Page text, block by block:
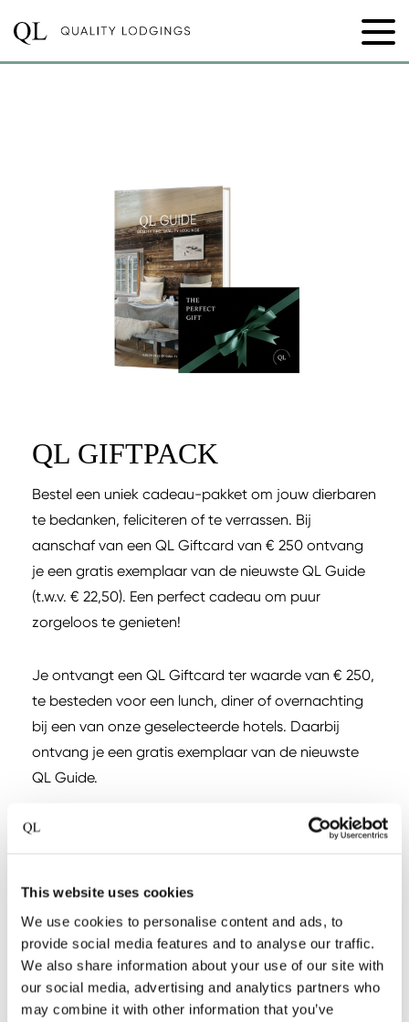
This website uses cookies
We use cookies to personalise content and ads, to
provide social media features and to analyse our traffic.
We also share information about your use of our site with
our social media, advertising and analytics partners who
may combine it with other information that you’ve
QL GIFTPACK
Bestel een uniek cadeau-pakket om jouw dierbaren
te bedanken, feliciteren of te verrassen. Bij
aanschaf van een QL Giftcard van € 250 ontvang
je een gratis exemplaar van de nieuwste QL Guide
(t.w.v. € 22,50). Een perfect cadeau om puur
zorgeloos te genieten!
Je ontvangt een QL Giftcard ter waarde van € 250,
te besteden voor een lunch, diner of overnachting
bij een van onze geselecteerde hotels. Daarbij
ontvang je een gratis exemplaar van de nieuwste
QL Guide.
Onze hotels worden jaarlijks gepresenteerd in de QL
verkozen tot European Hotel Group of the Year. De
QL Giftcard en de QL Guide worden verzonden in
een mooie cadeauverpakking.